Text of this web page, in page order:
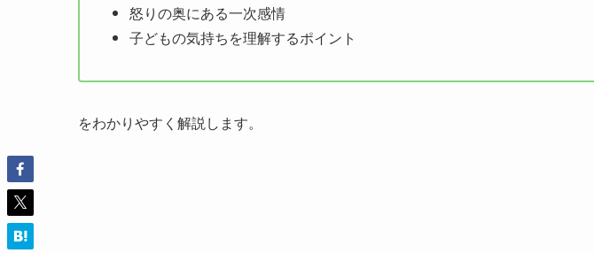
怒りの奥にある一次感情
子どもの気持ちを理解するポイント
をわかりやすく解説します。